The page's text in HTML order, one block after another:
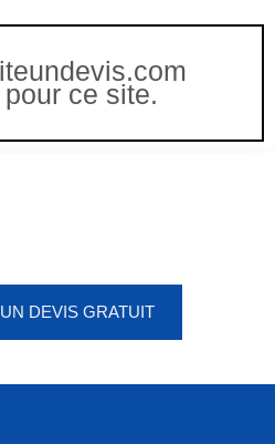
ce site.
DEVIS GRATUIT